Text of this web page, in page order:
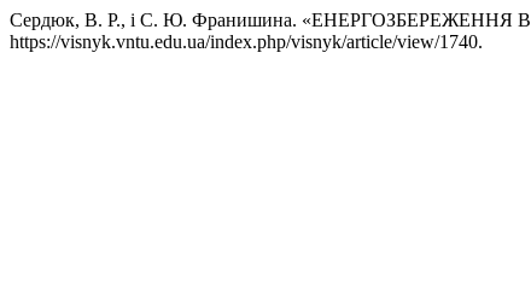
Сердюк, В. Р., і С. Ю. Франишина.
https://visnyk.vntu.edu.ua/index.php/visnyk/article/view/1740.